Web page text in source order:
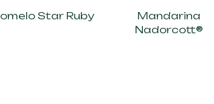
Star Ruby
Mandarina
Nadorcott®